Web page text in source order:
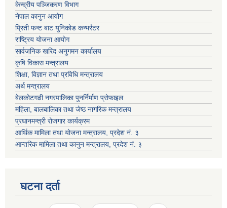
केन्द्रीय पञ्जिकरण विभाग
नेपाल कानुन आयोग
प्रिती फन्ट बाट युनिकोड कन्भर्रटर
राष्ट्रिय योजना आयोग
सार्वजनिक खरिद अनुगमन कार्यालय
कृषि विकास मन्त्रालय
शिक्षा, विज्ञान तथा प्रविधि मन्त्रालय
अर्थ मन्त्रालय
बेलकोटगढी नगरपालिका पुनर्निर्माण प्रोफाइल
महिला, बालबालिका तथा जेष्ठ नागरिक मन्त्रालय
प्रधानमन्त्री रोजगार कार्यक्रम
आर्थिक मामिला तथा योजना मन्त्रालय, प्रदेश नं. ३
आन्तरिक मामिला तथा कानुन मन्त्रालय, प्रदेश नं. ३
घटना दर्ता